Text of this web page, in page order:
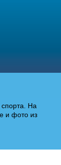
На
и фото из